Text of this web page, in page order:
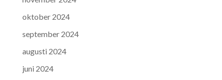
oktober 2024
september 2024
augusti 2024
juni 2024